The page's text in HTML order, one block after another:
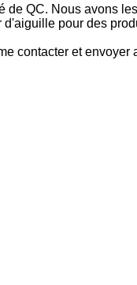
de QC. Nous avons
pour des
contacter et envoyer